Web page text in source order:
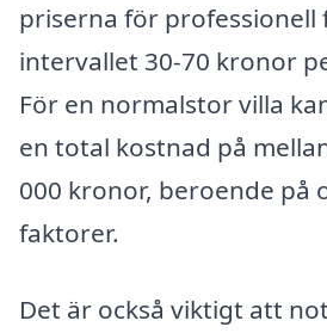
priserna för professionell
intervallet 30-70 kronor
För en normalstor villa
en total kostnad på
000 kronor, beroende på
faktorer.
Det är också viktigt att